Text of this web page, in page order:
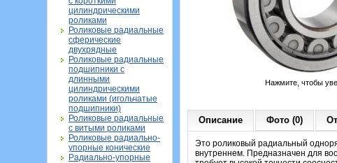
цилиндрическими
роликами
Роликовые радиальные
сферические
двухрядные
Роликовые радиальные
подшипники с
длинными
цилиндрическими
роликами (игольчатые
подшипники)
Роликовые радиальные
с витыми роликами
Роликовые радиально-
упорные конические
Радиально-упорные
Нажмите, чтобы
Описание Фото (0)
Это роликовый радиальный
внутреннем. Предназначен для